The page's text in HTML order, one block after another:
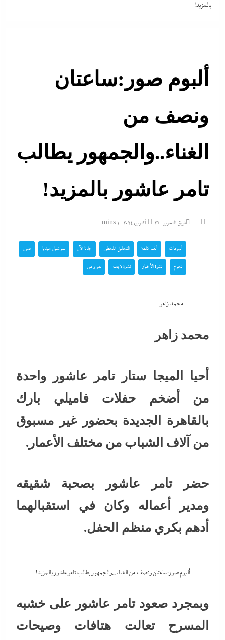
بالمزيد!
ألبوم صور:ساعتان
ونصف من
الغناء..والجمهور يطالب
تامر عاشور بالمزيد!
فريق التحرير 26 أكتوبر، 2024 1 mins
ألبومات ألف كلمة التحليل اللحظي جاءنا الآن سوشيال ميديا فنون
نجوم نشرة الأخبار نشرة لايف هو و هي
محمد زاهر
محمد زاهر
أحيا الميجا ستار تامر عاشور واحدة
من أضخم حفلات فاميلي بارك
بالقاهرة الجديدة بحضور غير مسبوق
من آلاف الشباب من مختلف الأعمار.
حضر تامر عاشور بصحبة شقيقه
ومدير أعماله وكان في استقبالهما
أدهم بكري منظم الحفل.
ألبوم صور:ساعتان ونصف من الغناء..والجمهور يطالب تامر عاشور بالمزيد!
وبمجرد صعود تامر عاشور على خشبه
المسرح تعالت هتافات وصيحات